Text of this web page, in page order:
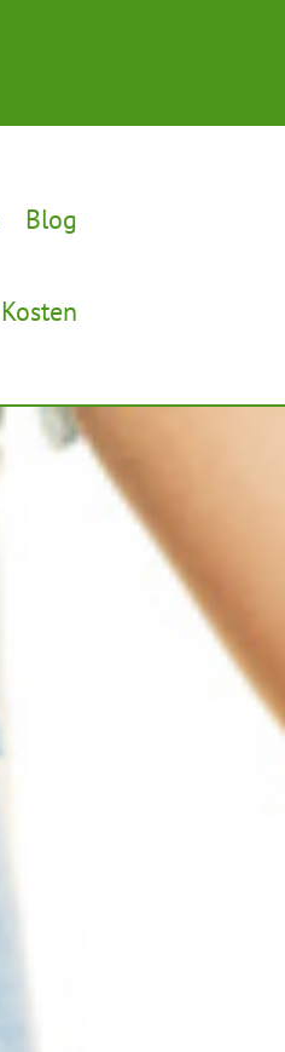
Blog
Kosten